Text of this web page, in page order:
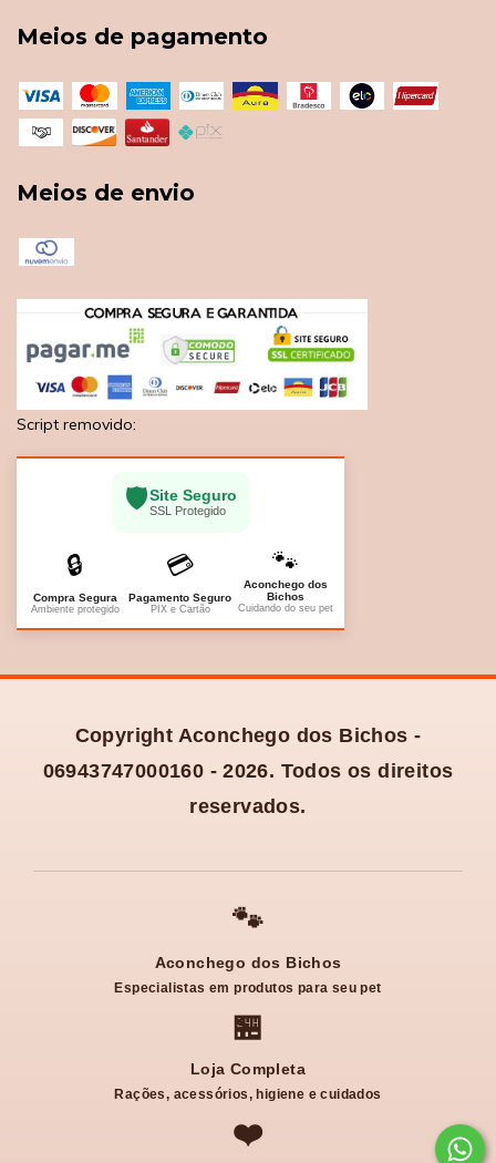
Meios de pagamento
Meios de envio
Script removido:
🛡️Site Seguro
SSL Protegido
🔒
Compra Segura
Ambiente protegido
💳
Pagamento Seguro
PIX e Cartão
🐾
Aconchego dos
Bichos
Cuidando do seu pet
Copyright Aconchego dos Bichos -
06943747000160 - 2026. Todos os direitos
reservados.
🐾
Aconchego dos Bichos
Especialistas em produtos para seu pet
🏪
Loja Completa
Rações, acessórios, higiene e cuidados
❤️